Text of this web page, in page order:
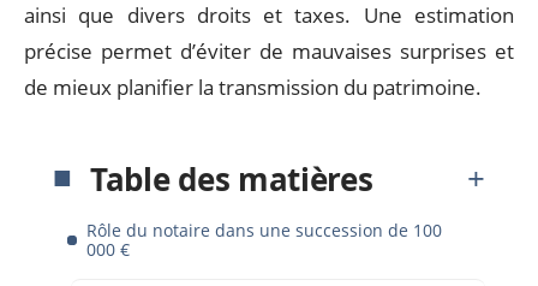
ainsi que divers droits et taxes. Une estimation
précise permet d’éviter de mauvaises surprises et
de mieux planifier la transmission du patrimoine.
Table des matières
Rôle du notaire dans une succession de 100
000 €